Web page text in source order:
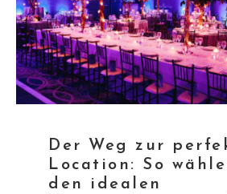
Der Weg zur
Location: So
den idealen